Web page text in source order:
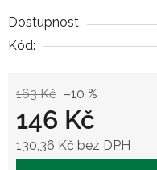
Dostupnost
Kód:
163 Kč –10 %
146 Kč
130,36 Kč bez DPH